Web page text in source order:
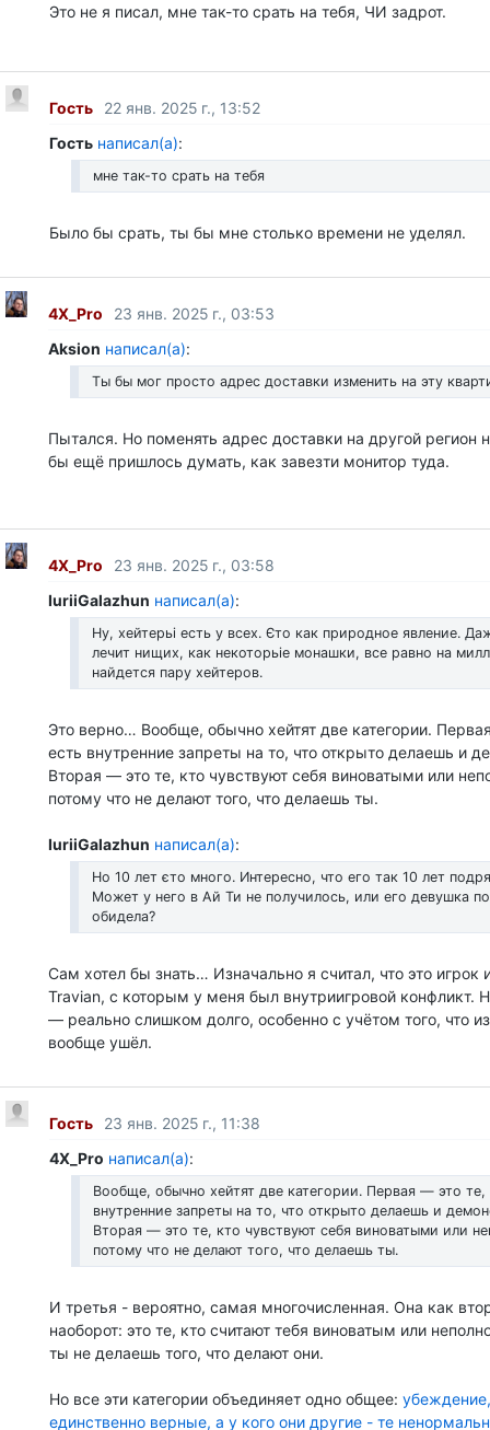
Это не я писал, мне так-то срать на тебя, ЧИ задрот.
Гость
22 янв. 2025 г., 13:52
Гость написал(а):
мне так-то срать на тебя
Было бы срать, ты бы мне столько времени не уделял.
4X_Pro
23 янв. 2025 г., 03:53
Aksion написал(а):
Ты бы мог просто адрес доставки изменить на эту
Пытался. Но поменять адрес доставки на другой регион
бы ещё пришлось думать, как завезти монитор туда.
4X_Pro
23 янв. 2025 г., 03:58
IuriiGalazhun написал(а):
Ну, хейтерьі есть у всех. Єто как природное явление.
лечит нищих, как некоторьіе монашки, все равно на
найдется пару хейтеров.
Это верно… Вообще, обычно хейтят две категории.
есть внутренние запреты на то, что открыто делаешь и
Вторая — это те, кто чувствуют себя виноватыми или
потому что не делают того, что делаешь ты.
IuriiGalazhun написал(а):
Но 10 лет єто много. Интересно, что его так 10 лет
Может у него в Ай Ти не получилось, или его девушка
обидела?
Сам хотел бы знать… Изначально я считал, что это игрок
Travian, с которым у меня был внутриигровой конфликт.
— реально слишком долго, особенно с учётом того, что
вообще ушёл.
Гость
23 янв. 2025 г., 11:38
4X_Pro написал(а):
Вообще, обычно хейтят две категории. Первая — это те,
внутренние запреты на то, что открыто делаешь и
Вторая — это те, кто чувствуют себя виноватыми или
потому что не делают того, что делаешь ты.
И третья - вероятно, самая многочисленная. Она как
наоборот: это те, кто считают тебя виноватым или
ты не делаешь того, что делают они.
Но все эти категории объединяет одно общее:
единственно верные, а у кого они другие - те